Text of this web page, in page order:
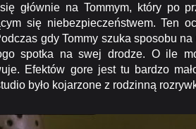
głównie na Tommym, który po
się niebezpieczeństwem. Ten
gdy Tommy szuka sposobu
spotka na swej drodze. O ile
Efektów gore jest tu bardzo
było kojarzone z rodzinną